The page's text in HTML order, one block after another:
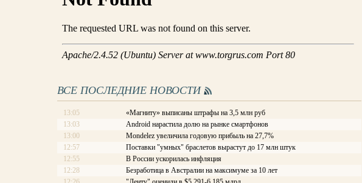
ВСЕ ПОСЛЕДНИЕ НОВОСТИ
13:05
«Магниту» выписаны штрафы на 3,5 млн руб
13:03
Android нарастила долю на рынке смартфонов
13:00
Mondelez увеличила годовую прибыль на 27,7%
12:57
Поставки "умных" браслетов вырастут до 17 млн штук
12:55
В России ускорилась инфляция
12:28
Безработица в Австралии на максимуме за 10 лет